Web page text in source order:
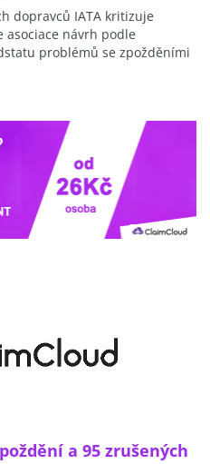
dopravců IATA kritizuje
asociace návrh podle
problémů se zpožděními
a 95 zrušených